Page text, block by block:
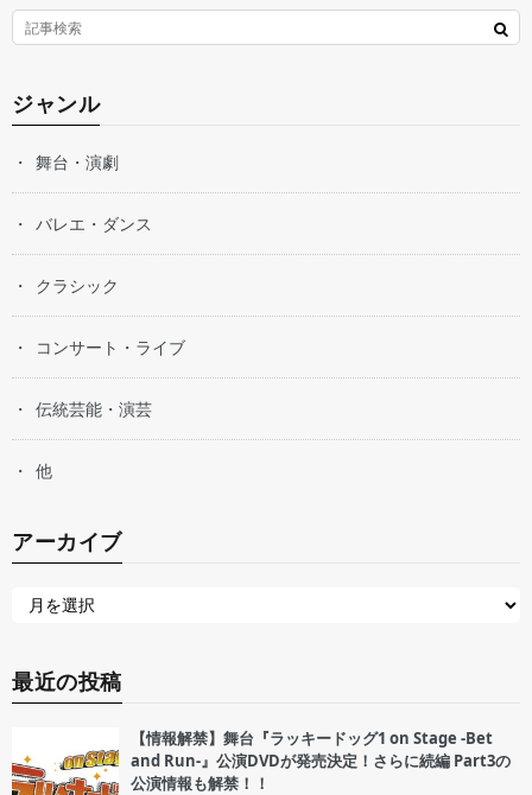
ジャンル
舞台・演劇
バレエ・ダンス
クラシック
コンサート・ライブ
伝統芸能・演芸
他
アーカイブ
最近の投稿
【情報解禁】舞台『ラッキードッグ1 on Stage -Bet
and Run-』公演DVDが発売決定！さらに続編 Part3の
公演情報も解禁！！